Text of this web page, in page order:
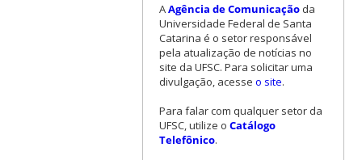
AAgência de Comunicaçãoda
Universidade Federal de Santa
Catarina é o setor responsável
pela atualização de notícias no
site da UFSC. Para solicitar uma
divulgação, acesse o site.
Para falar com qualquer setor da
UFSC, utilize o Catálogo
Telefônico.